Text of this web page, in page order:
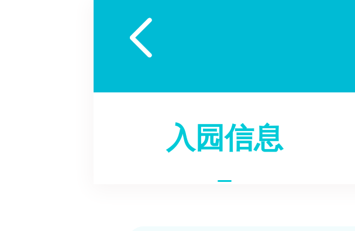

入园信息